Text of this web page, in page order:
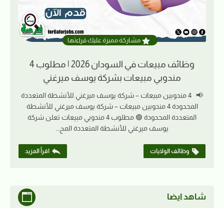
مشاركة مميزة عليك قراءتها
وظائف مبيعات في السودان 2026 | مطلوب 4
مندوبي مبيعات بشركة يوسف ميرغني
📢 4 مندوبين مبيعات – شركة يوسف ميرغني للأنشطة المتعددة
المحدودة 4 مندوبين مبيعات – شركة يوسف ميرغني للأنشطة
المتعددة المحدودة 🟢 مطلوب 4 مندوبي مبيعات تعلن شركة
يوسف ميرغني للأنشطة المتعددة المح…
وظائف الولايات اقرأ المزيد
شاهد ايضا